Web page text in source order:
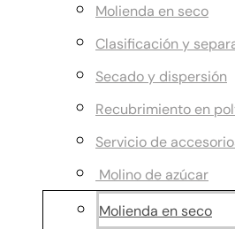
Molienda en seco
Clasificación y
Secado y dispersión
Recubrimiento en
Servicio de
Molino de azúcar
Molienda en seco